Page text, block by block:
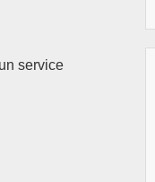
service